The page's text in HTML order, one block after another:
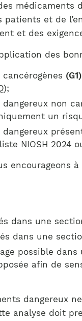
médicaments
patients et de
et des
des
(G1)
non
un
dangereux
NIOSH 2024
encourageons à
dans une
dans une
possible
afin de
dangereux
analyse doit